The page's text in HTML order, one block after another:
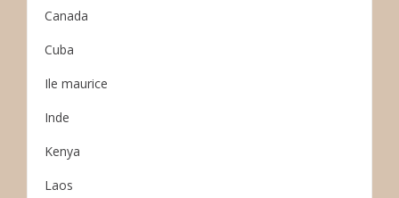
Canada
Cuba
Ile maurice
Inde
Kenya
Laos